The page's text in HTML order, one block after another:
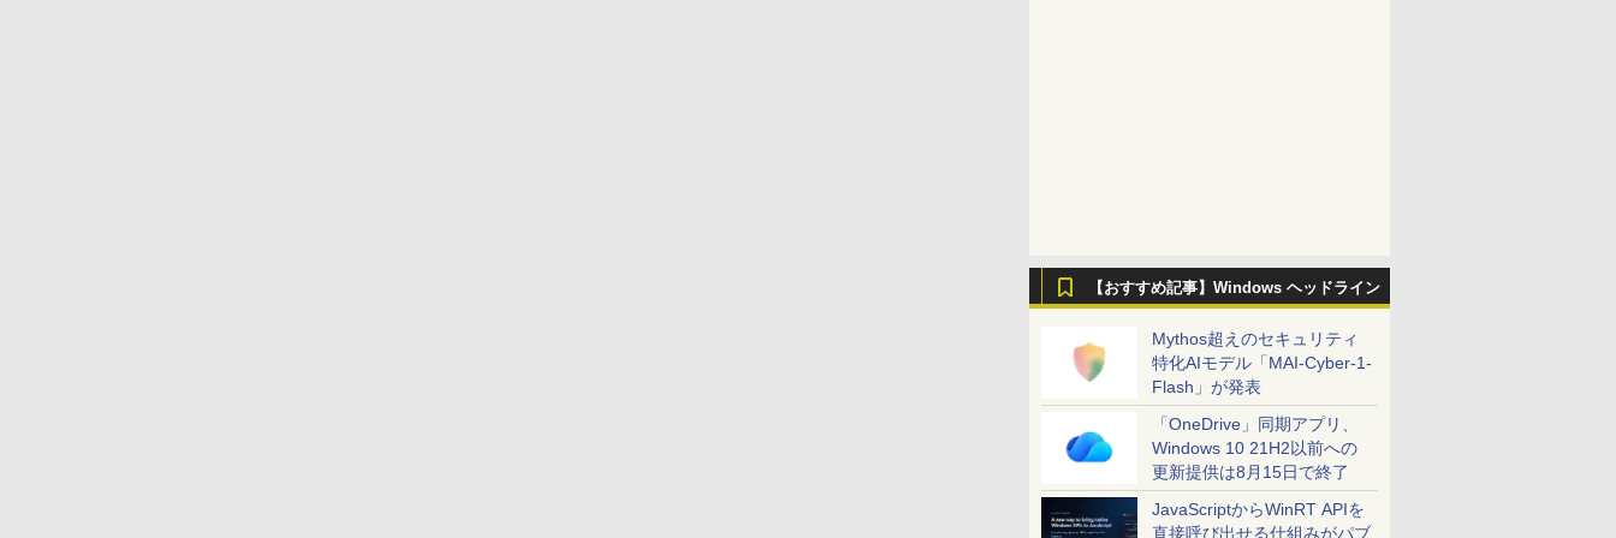
【おすすめ記事】Windows ヘッドライン
Mythos超えのセキュリティ
特化AIモデル「MAI-Cyber-1-
Flash」が発表
「OneDrive」同期アプリ、
Windows 10 21H2以前への
更新提供は8月15日で終了
JavaScriptからWinRT APIを
直接呼び出せる仕組みがパブ